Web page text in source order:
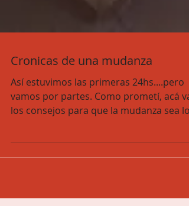
Cronicas de una mudanza
Así estuvimos las primeras 24hs....pero
los consejos para que la mudanza sea lo
menos traumática...